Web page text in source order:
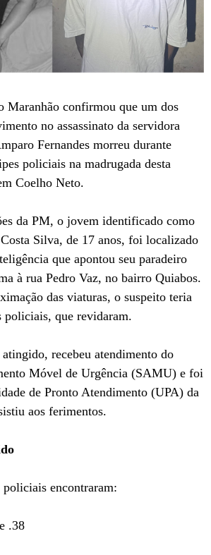
confirmou que um dos
no assassinato da servidora
Fernandes morreu durante
policiais na madrugada desta
Coelho Neto.
da PM, o jovem identificado como
Silva, de 17 anos, foi localizado
que apontou seu paradeiro
à rua Pedro Vaz, no bairro Quiabos.
das viaturas, o suspeito teria
policiais, que revidaram.
recebeu atendimento do
Móvel de Urgência (SAMU) e foi
de Pronto Atendimento (UPA) da
aos ferimentos.
encontraram:
.38